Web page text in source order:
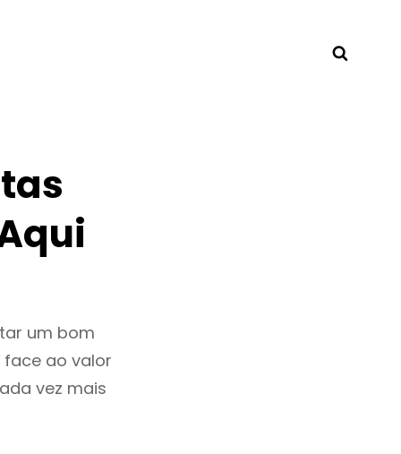
um bom
ao valor
vez mais